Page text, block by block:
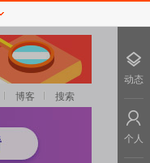
博客 搜索
动态
个人